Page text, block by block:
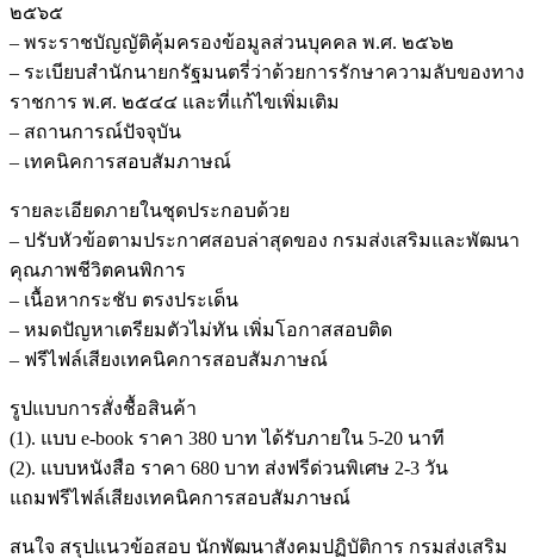
๒๕๖๕
– พระราชบัญญัติคุ้มครองข้อมูลส่วนบุคคล พ.ศ. ๒๕๖๒
– ระเบียบสำนักนายกรัฐมนตรี่ว่าด้วยการรักษาความลับของทาง
ราชการ พ.ศ. ๒๕๔๔ และที่แก้ไขเพิ่มเติม
– สถานการณ์ปัจจุบัน
– เทคนิคการสอบสัมภาษณ์
รายละเอียดภายในชุดประกอบด้วย
– ปรับหัวข้อตามประกาศสอบล่าสุดของ กรมส่งเสริมและพัฒนา
คุณภาพชีวิตคนพิการ
– เนื้อหากระชับ ตรงประเด็น
– หมดปัญหาเตรียมตัวไม่ทัน เพิ่มโอกาสสอบติด
– ฟรีไฟล์เสียงเทคนิคการสอบสัมภาษณ์
รูปแบบการสั่งชื้อสินค้า
(1). แบบ e-book ราคา 380 บาท ได้รับภายใน 5-20 นาที
(2). แบบหนังสือ ราคา 680 บาท ส่งฟรีด่วนพิเศษ 2-3 วัน
แถมฟรีไฟล์เสียงเทคนิคการสอบสัมภาษณ์
สนใจ สรุปแนวข้อสอบ นักพัฒนาสังคมปฏิบัติการ กรมส่งเสริม